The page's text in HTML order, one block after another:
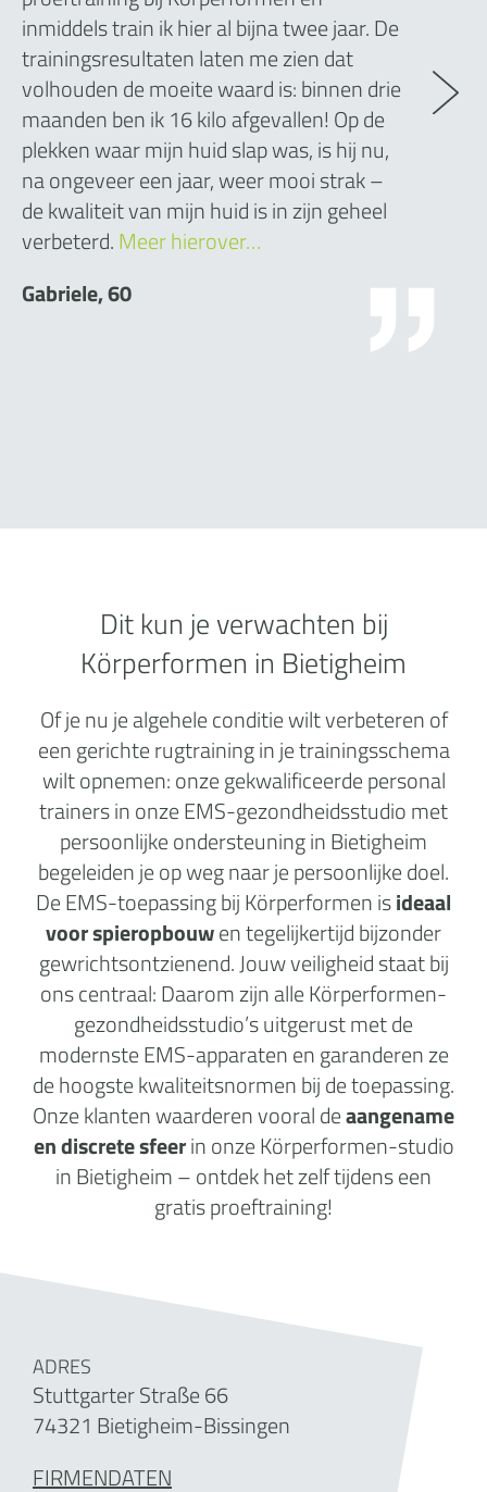
inmiddels train ik hier al bijna twee jaar. De
trainingsresultaten laten me zien dat
volhouden de moeite waard is: binnen drie
maanden ben ik 16 kilo afgevallen! Op de
plekken waar mijn huid slap was, is hij nu,
na ongeveer een jaar, weer mooi strak –
de kwaliteit van mijn huid is in zijn geheel
verbeterd.Meer hierover…
Gabriele, 60
Dit kun je verwachten bij
Körperformen in Bietigheim
Of je nu je algehele conditie wilt verbeteren of
een gerichte rugtraining in je trainingsschema
wilt opnemen: onze gekwalificeerde personal
trainers in onze EMS-gezondheidsstudio met
persoonlijke ondersteuning in Bietigheim
begeleiden je op weg naar je persoonlijke doel.
De EMS-toepassing bij Körperformen isideaal
voor spieropbouwen tegelijkertijd bijzonder
gewrichtsontzienend. Jouw veiligheid staat bij
ons centraal: Daarom zijn alle Körperformen-
gezondheidsstudio’s uitgerust met de
modernste EMS-apparaten en garanderen ze
de hoogste kwaliteitsnormen bij de toepassing.
Onze klanten waarderen vooral deaangename
en discrete sfeerin onze Körperformen-studio
in Bietigheim – ontdek het zelf tijdens een
gratis proeftraining!
ADRES
Stuttgarter Straße 66
74321 Bietigheim-Bissingen
FIRMENDATEN